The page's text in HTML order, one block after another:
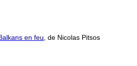
en feu, de Nicolas Pitsos